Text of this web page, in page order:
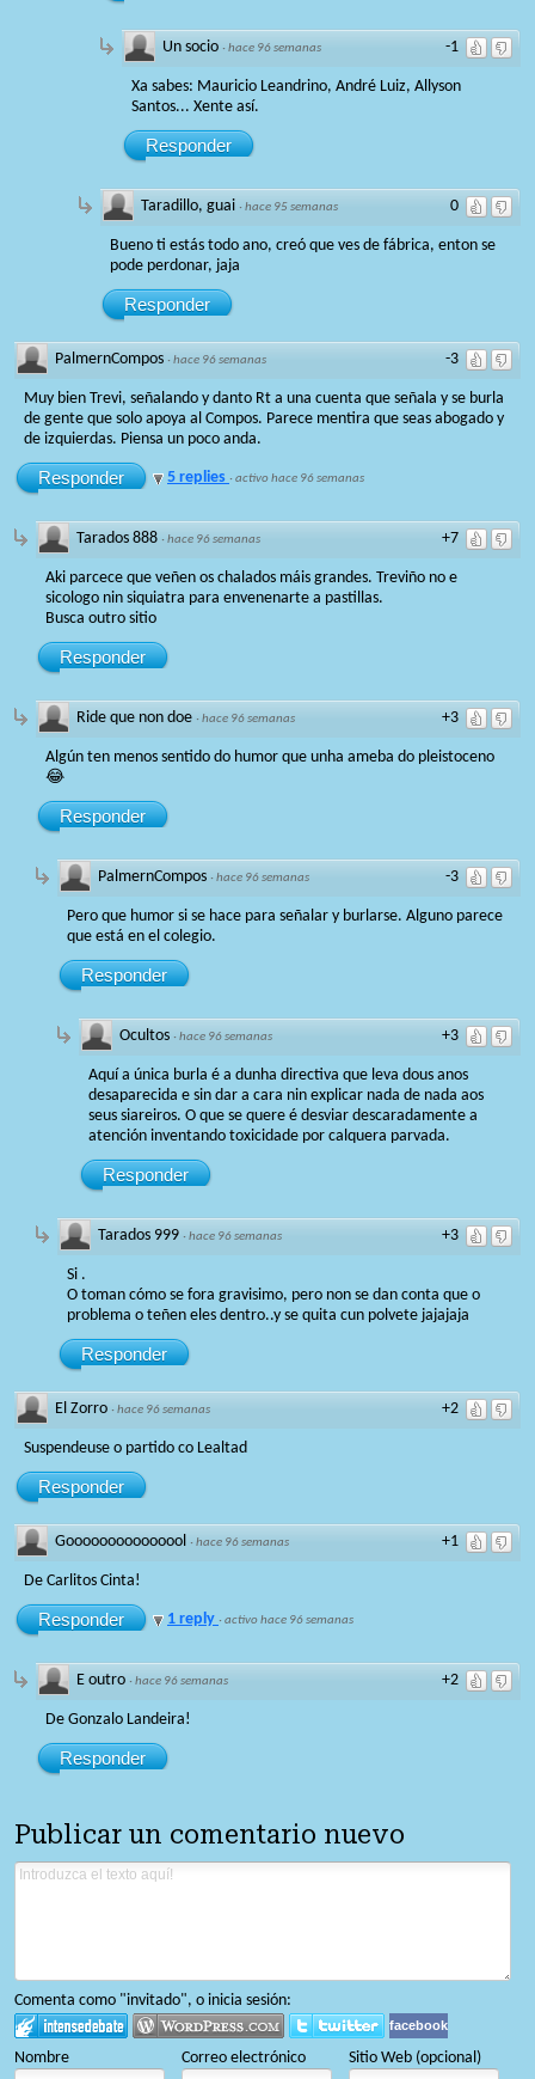
-1
Un socio ·hace 96 semanas
Xa sabes: Mauricio Leandrino, André Luiz, Allyson
Santos... Xente así.
Responder
0
Taradillo, guai ·hace 95 semanas
Bueno ti estás todo ano, creó que ves de fábrica, enton se
pode perdonar, jaja
Responder
-3
PalmernCompos ·hace 96 semanas
Muy bien Trevi, señalando y danto Rt a una cuenta que señala y se burla
de gente que solo apoya al Compos. Parece mentira que seas abogado y
de izquierdas. Piensa un poco anda.
Responder 5 replies ·activo hace 96 semanas
+7
Tarados 888 ·hace 96 semanas
Aki parcece que veñen os chalados máis grandes. Treviño no e
sicologo nin siquiatra para envenenarte a pastillas.
Busca outro sitio
Responder
+3
Ride que non doe ·hace 96 semanas
Algún ten menos sentido do humor que unha ameba do pleistoceno
😂
Responder
-3
PalmernCompos ·hace 96 semanas
Pero que humor si se hace para señalar y burlarse. Alguno parece
que está en el colegio.
Responder
+3
Ocultos ·hace 96 semanas
Aquí a única burla é a dunha directiva que leva dous anos
desaparecida e sin dar a cara nin explicar nada de nada aos
seus siareiros. O que se quere é desviar descaradamente a
atención inventando toxicidade por calquera parvada.
Responder
+3
Tarados 999 ·hace 96 semanas
Si .
O toman cómo se fora gravisimo, pero non se dan conta que o
problema o teñen eles dentro..y se quita cun polvete jajajaja
Responder
+2
El Zorro ·hace 96 semanas
Suspendeuse o partido co Lealtad
Responder
+1
Gooooooooooooool ·hace 96 semanas
De Carlitos Cinta!
Responder 1 reply ·activo hace 96 semanas
+2
E outro ·hace 96 semanas
De Gonzalo Landeira!
Responder
Publicar un comentario nuevo
Comenta como "invitado", o inicia sesión:
facebook
Nombre Correo electrónico Sitio Web (opcional)